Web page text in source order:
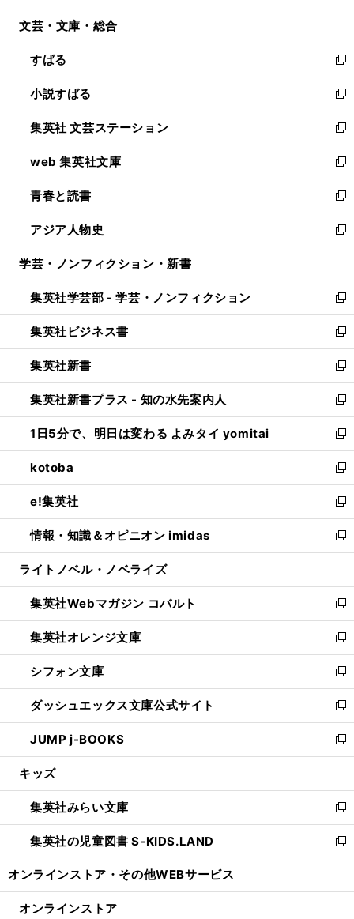
開
ウ
開
く
ン
ウ
で
開
く
ウ
ン
ド
ウ
で
開
く
文芸・文庫・総合
すばる
新
し
い
ウ
ィ
ン
ド
ウ
で
開
く
小説すばる
新
し
い
ウ
ィ
ン
ド
ウ
で
開
集英社 文芸ステーション
新
し
い
ウ
ィ
ン
ド
ウ
開
く
web 集英社文庫
新
し
い
ウ
ィ
ン
ウ
で
開
く
青春と読書
新
し
い
ウ
ン
ド
ウ
で
開
く
アジア人物史
新
し
ウ
ィ
ン
ド
ウ
で
開
く
学芸・ノンフィクション・新書
集英社学芸部 - 学芸・ノンフィクション
新
し
い
ウ
ィ
ン
ド
ウ
で
開
く
集英社ビジネス書
新
し
い
ウ
ィ
ン
ド
ウ
で
開
く
集英社新書
新
し
い
ウ
ィ
ン
ド
ウ
で
開
く
集英社新書プラス - 知の水先案内人
新
し
い
ウ
ィ
ン
ド
ウ
で
開
1日5分で、明日は変わる よみタイ yomitai
新
し
い
ウ
ィ
ン
ド
ウ
開
く
kotoba
新
し
い
ウ
ィ
ン
ウ
で
開
く
e!集英社
新
し
い
ウ
ン
ド
ウ
で
開
く
情報・知識＆オピニオン imidas
新
し
ウ
ィ
ン
ド
ウ
で
開
く
ライトノベル・ノベライズ
集英社Webマガジン コバルト
新
し
い
ウ
ィ
ン
ド
ウ
で
開
集英社オレンジ文庫
新
し
い
ウ
ィ
ン
ド
ウ
開
く
シフォン文庫
新
し
い
ウ
ィ
ン
ウ
で
開
く
ダッシュエックス文庫公式サイト
新
し
い
ウ
ン
ド
ウ
で
JUMP j-BOOKS
新
し
ウ
ィ
ン
ド
開
キッズ
集英社みらい文庫
新
し
い
ン
集英社の児童図書 S-KIDS.LAND
新
ウ
オンラインストア・ その他WEBサービス
オンラインストア